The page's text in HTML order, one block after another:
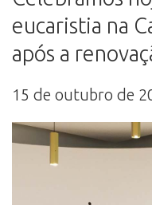
eucaristia na
após a
15 de outubro de